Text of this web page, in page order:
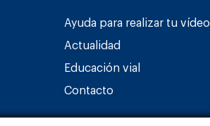
Ayuda para realizar tu vídeo
Actualidad
Educación vial
Contacto